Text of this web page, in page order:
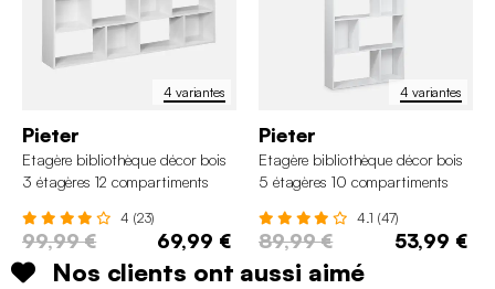
4 variantes
Pieter
Etagère bibliothèque décor bois
3 étagères 12 compartiments
4 (23)
99,99 € 69,99 €
4 variantes
Pieter
Etagère bibliothèque décor bois
5 étagères 10 compartiments
4.1 (47)
89,99 € 53,99 €
Nos clients ont aussi aimé